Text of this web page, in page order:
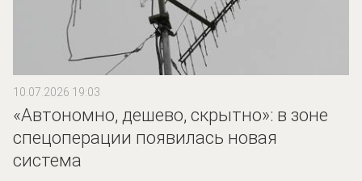
10.07.2026 19:03
«Автономно, дешево, скрытно»: в зоне
спецоперации появилась новая
система